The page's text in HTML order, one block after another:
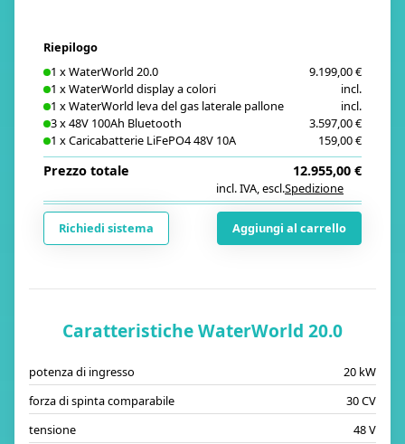
Riepilogo
1 xWaterWorld 20.0
9.199,00 €
1 xWaterWorld display a colori
incl.
1 xWaterWorld leva del gas laterale pallone
incl.
3x48V 100Ah Bluetooth
3.597,00 €
1 xCaricabatterie LiFePO4 48V 10A 159,00 €
Prezzo totale
incl. IVA,escl.Spedizione
12.955,00 €
Richiedi sistema Aggiungi al carrello
Caratteristiche WaterWorld 20.0
potenza di ingresso
20 kW
forza di spinta comparabile
30 CV
tensione
48 V